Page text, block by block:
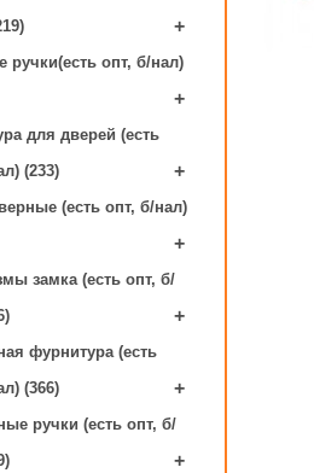
+
ручки(есть опт, б/нал)
+
для дверей (есть
(233)
+
(есть опт, б/нал)
+
замка (есть опт, б/
+
фурнитура (есть
(366)
+
ручки (есть опт, б/
+